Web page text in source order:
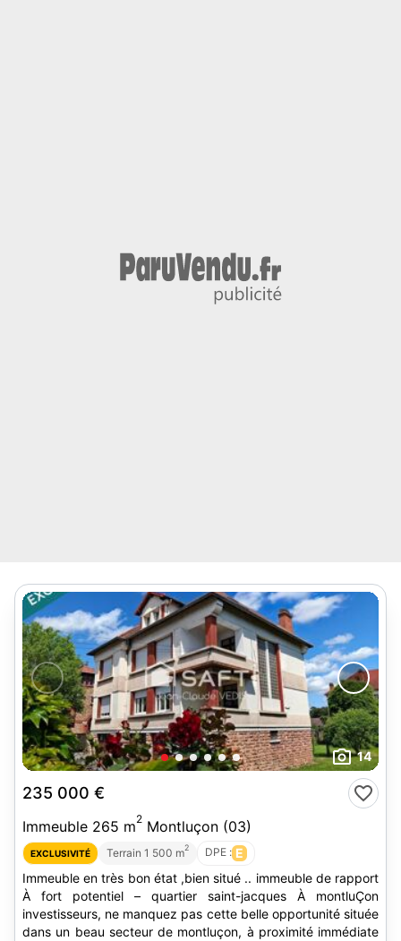
14
235 000 €
Immeuble 265 m2 Montluçon (03)
EXCLUSIVITÉ Terrain 1 500 m2 DPE : E
Immeuble en très bon état ,bien situé .. immeuble de rapport
À fort potentiel – quartier saint-jacques À montluÇon
investisseurs, ne manquez pas cette belle opportunité située
dans un beau secteur de montluçon, à proximité immédiate